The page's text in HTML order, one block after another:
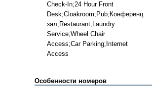
Check-In;24 Hour Front
Desk;Cloakroom;Pub;Конференц
зал;Restaurant;Laundry
Service;Wheel Chair
Access;Car Parking;Internet
Access
Особенности номеров